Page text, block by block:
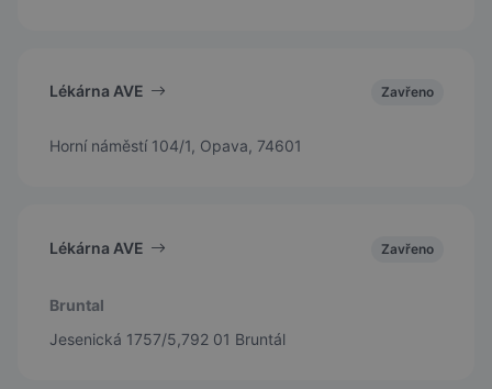
Lékárna AVE Zavřeno
Horní náměstí 104/1, Opava, 74601
Lékárna AVE Zavřeno
Bruntal
Jesenická 1757/5,792 01 Bruntál